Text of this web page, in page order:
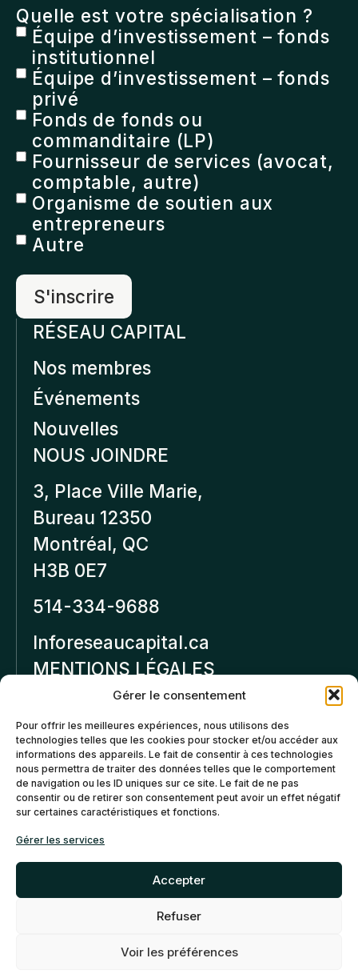
Gérer le consentement
Pour offrir les meilleures expériences, nous utilisons des
technologies telles que les cookies pour stocker et/ou accéder aux
informations des appareils. Le fait de consentir à ces technologies
nous permettra de traiter des données telles que le comportement
de navigation ou les ID uniques sur ce site. Le fait de ne pas
consentir ou de retirer son consentement peut avoir un effet négatif
sur certaines caractéristiques et fonctions.
Gérer les services
Accepter
Refuser
Voir les préférences
Quelle est votre spécialisation ?
Équipe d’investissement – fonds
institutionnel
Équipe d’investissement – fonds
privé
Fonds de fonds ou
commanditaire (LP)
Fournisseur de services (avocat,
comptable, autre)
Organisme de soutien aux
entrepreneurs
Autre
RÉSEAU CAPITAL
Nos membres
Événements
Nouvelles
NOUS JOINDRE
3, Place Ville Marie,
Bureau 12350
Montréal, QC
H3B 0E7
514-334-9688
Inforeseaucapital.ca
MENTIONS LÉGALES
Politique de
confidentialité
Politiques d’annulation et
de remboursement
Politique de cookies (CA)
©2026 Réseau Capital. Tous
droits reservés -
My Little
- Agence web